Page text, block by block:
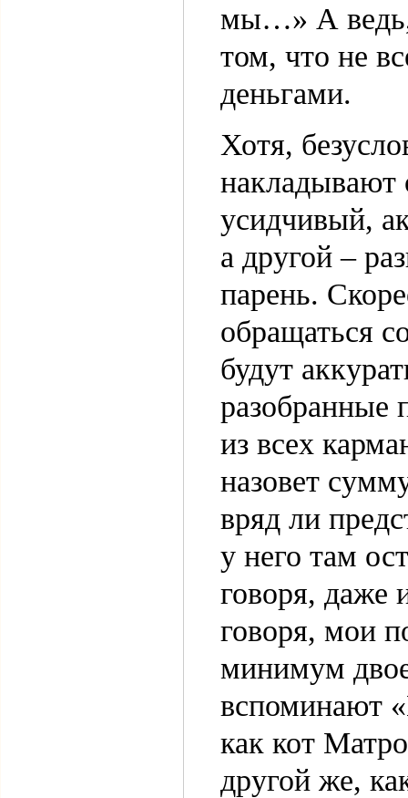
мы…» А ведь,
том, что не
деньгами.
Хотя,
накладывают
усидчивый,
а другой –
парень.
обращаться
будут
разобранные
из всех
назовет
вряд ли
у него там
говоря, даже
говоря, мои
минимум
вспоминают
как кот
другой же,